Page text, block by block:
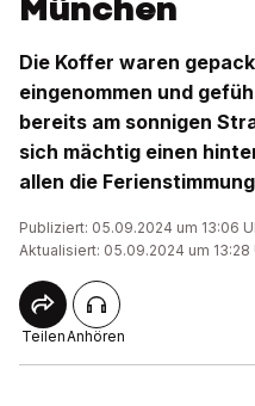
Die Koffer waren
eingenommen und
bereits am sonnigen
sich mächtig einen
allen die
Publiziert: 05.09.2024 um 13:06
Aktualisiert: 05.09.2024 um 13:28
TeilenAnhören